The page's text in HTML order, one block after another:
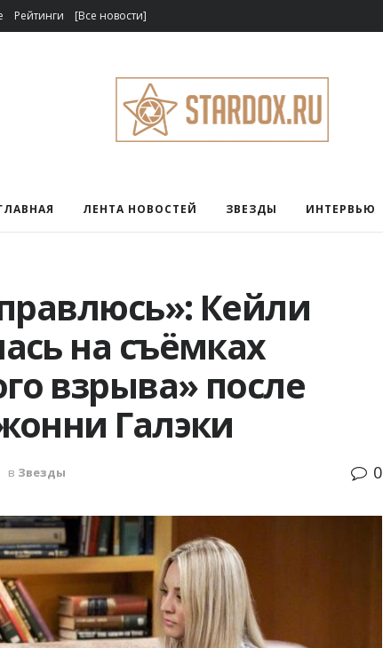
Рейтинги [Все новости]
ЛЕНТА НОВОСТЕЙ ЗВЕЗДЫ ИНТЕРВЬЮ
Кейли
на съёмках
взрыва» после
Галэки
в Звезды 0